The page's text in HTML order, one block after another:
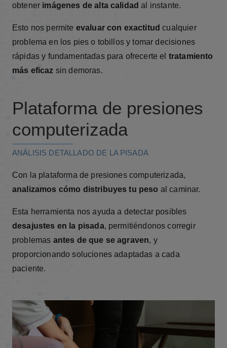
obtener imágenes de alta calidad al instante.
Esto nos permite evaluar con exactitud cualquier
problema en los pies o tobillos y tomar decisiones
rápidas y fundamentadas para ofrecerte el tratamiento
más eficaz sin demoras.
Plataforma de presiones
computerizada
ANÁLISIS DETALLADO DE LA PISADA
Con la plataforma de presiones computerizada,
analizamos cómo distribuyes tu peso al caminar.
Esta herramienta nos ayuda a detectar posibles
desajustes en la pisada, permitiéndonos corregir
problemas antes de que se agraven, y
proporcionando soluciones adaptadas a cada
paciente.